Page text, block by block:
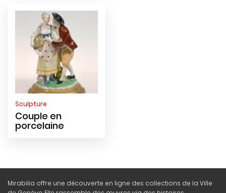
Sculpture
Couple en
porcelaine
Mirabilia offre une découverte en ligne des collections de la Ville